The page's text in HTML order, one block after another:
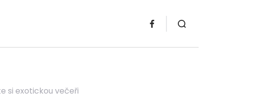
si exotickou večeři